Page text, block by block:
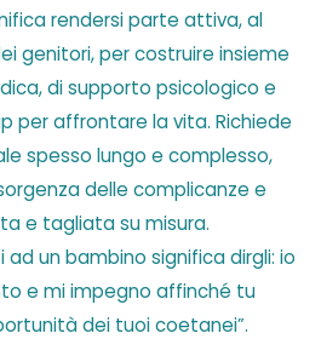
rendersi parte attiva, al
genitori, per costruire insieme
di supporto psicologico e
per affrontare la vita. Richiede
spesso lungo e complesso,
delle complicanze e
e tagliata su misura.
un bambino significa dirgli: io
e mi impegno affinché tu
dei tuoi coetanei”.